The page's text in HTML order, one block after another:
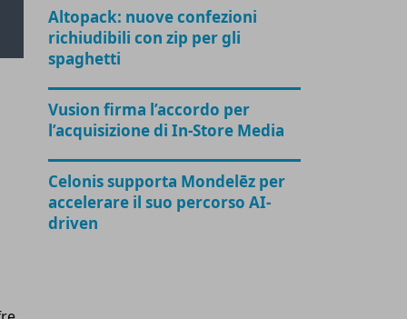
Altopack: nuove confezioni
richiudibili con zip per gli
spaghetti
Vusion firma l’accordo per
l’acquisizione di In-Store Media
Celonis supporta Mondelēz per
accelerare il suo percorso AI-
driven